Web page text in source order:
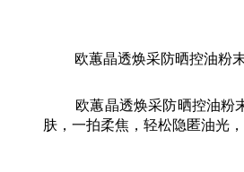
欧蕙晶透焕采防晒控油粉末
欧蕙晶透焕采防晒控油粉末
肤，一拍柔焦，轻松隐匿油光